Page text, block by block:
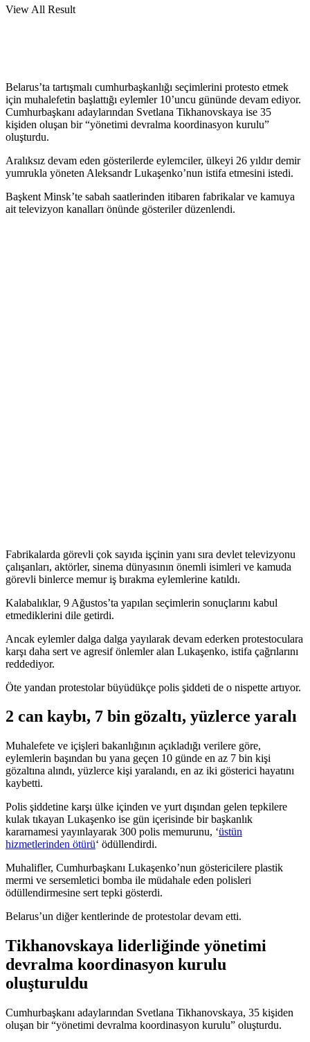
View All Result
Belarus’ta tartışmalı cumhurbaşkanlığı seçimlerini protesto etmek
için muhalefetin başlattığı eylemler 10’uncu gününde devam ediyor.
Cumhurbaşkanı adaylarından Svetlana Tikhanovskaya ise 35
kişiden oluşan bir “yönetimi devralma koordinasyon kurulu”
oluşturdu.
Aralıksız devam eden gösterilerde eylemciler, ülkeyi 26 yıldır demir
yumrukla yöneten Aleksandr Lukaşenko’nun istifa etmesini istedi.
Başkent Minsk’te sabah saatlerinden itibaren fabrikalar ve kamuya
ait televizyon kanalları önünde gösteriler düzenlendi.
Fabrikalarda görevli çok sayıda işçinin yanı sıra devlet televizyonu
çalışanları, aktörler, sinema dünyasının önemli isimleri ve kamuda
görevli binlerce memur iş bırakma eylemlerine katıldı.
Kalabalıklar, 9 Ağustos’ta yapılan seçimlerin sonuçlarını kabul
etmediklerini dile getirdi.
Ancak eylemler dalga dalga yayılarak devam ederken protestoculara
karşı daha sert ve agresif önlemler alan Lukaşenko, istifa çağrılarını
reddediyor.
Öte yandan protestolar büyüdükçe polis şiddeti de o nispette artıyor.
2 can kaybı, 7 bin gözaltı, yüzlerce yaralı
Muhalefete ve içişleri bakanlığının açıkladığı verilere göre,
eylemlerin başından bu yana geçen 10 günde en az 7 bin kişi
gözaltına alındı, yüzlerce kişi yaralandı, en az iki gösterici hayatını
kaybetti.
Polis şiddetine karşı ülke içinden ve yurt dışından gelen tepkilere
kulak tıkayan Lukaşenko ise gün içerisinde bir başkanlık
kararnamesi yayınlayarak 300 polis memurunu, ‘üstün
hizmetlerinden ötürü‘ ödüllendirdi.
Muhalifler, Cumhurbaşkanı Lukaşenko’nun göstericilere plastik
mermi ve sersemletici bomba ile müdahale eden polisleri
ödüllendirmesine sert tepki gösterdi.
Belarus’un diğer kentlerinde de protestolar devam etti.
Tikhanovskaya liderliğinde yönetimi
devralma koordinasyon kurulu
oluşturuldu
Cumhurbaşkanı adaylarından Svetlana Tikhanovskaya, 35 kişiden
oluşan bir “yönetimi devralma koordinasyon kurulu” oluşturdu.